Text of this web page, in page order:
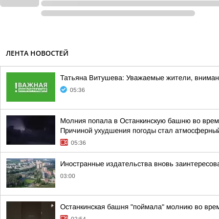
ЛЕНТА НОВОСТЕЙ
Татьяна Витушева: Уважаемые жители,
05:36
Молния попала в Останкинскую башню во
Причиной ухудшения погоды стал
05:36
Иностранные издательства вновь
03:00
Останкинская башня "поймала" молнию во